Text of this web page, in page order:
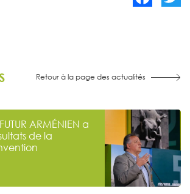
Retour à la page des actualités
ARMÉNIEN a
de la